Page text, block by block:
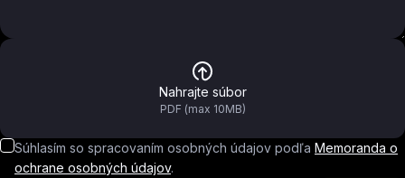
Nahrajte súbor
PDF (max 10MB)
Súhlasím so spracovaním osobných údajov podľa Memoranda o
ochrane osobných údajov.